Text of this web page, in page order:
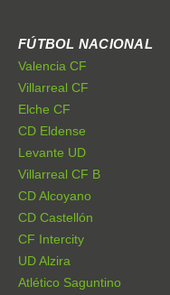
FÚTBOL NACIONAL
Valencia CF
Villarreal CF
Elche CF
CD Eldense
Levante UD
Villarreal CF B
CD Alcoyano
CD Castellón
CF Intercity
UD Alzira
Atlético Saguntino